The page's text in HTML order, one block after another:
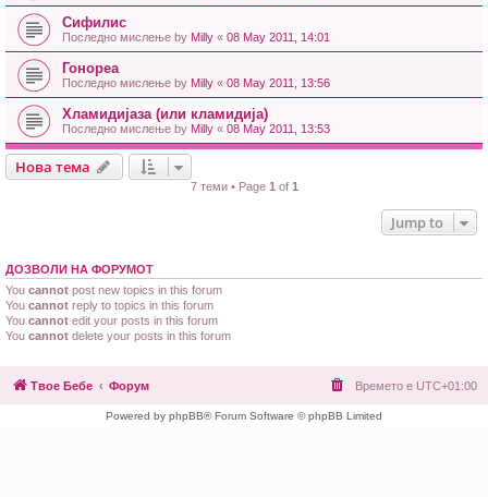
Сифилис
Последно мислење by Milly « 08 May 2011, 14:01
Гонореа
Последно мислење by Milly « 08 May 2011, 13:56
Хламидијаза (или кламидија)
Последно мислење by Milly « 08 May 2011, 13:53
Нова тема
7 теми • Page 1 of 1
Jump to
ДОЗВОЛИ НА ФОРУМОТ
You cannot post new topics in this forum
You cannot reply to topics in this forum
You cannot edit your posts in this forum
You cannot delete your posts in this forum
Твое Бебе Форум Времето е UTC+01:00
Powered by phpBB® Forum Software © phpBB Limited